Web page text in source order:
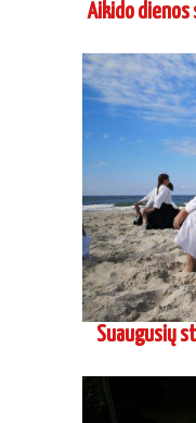
Aikido dienos
Suaugusių